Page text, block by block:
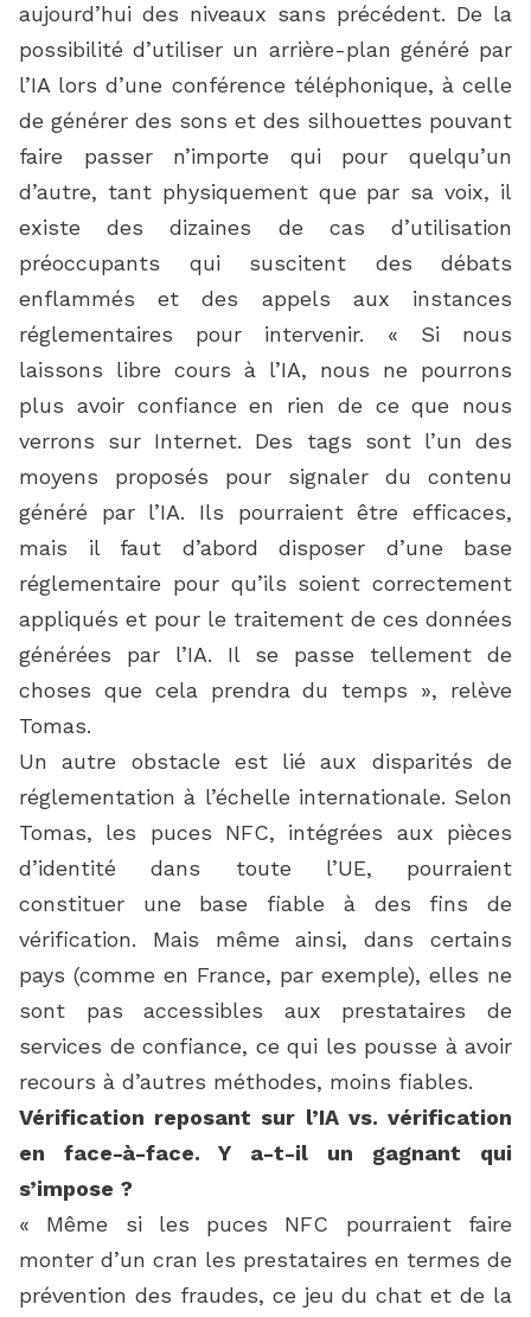
aujourd’hui des niveaux sans précédent. De la
possibilité d’utiliser un arrière-plan généré par
l’IA lors d’une conférence téléphonique, à celle
de générer des sons et des silhouettes pouvant
faire passer n’importe qui pour quelqu’un
d’autre, tant physiquement que par sa voix, il
existe des dizaines de cas d’utilisation
préoccupants qui suscitent des débats
enflammés et des appels aux instances
réglementaires pour intervenir. « Si nous
laissons libre cours à l’IA, nous ne pourrons
plus avoir confiance en rien de ce que nous
verrons sur Internet. Des tags sont l’un des
moyens proposés pour signaler du contenu
généré par l’IA. Ils pourraient être efficaces,
mais il faut d’abord disposer d’une base
réglementaire pour qu’ils soient correctement
appliqués et pour le traitement de ces données
générées par l’IA. Il se passe tellement de
choses que cela prendra du temps », relève
Tomas.
Un autre obstacle est lié aux disparités de
réglementation à l’échelle internationale. Selon
Tomas, les puces NFC, intégrées aux pièces
d’identité dans toute l’UE, pourraient
constituer une base fiable à des fins de
vérification. Mais même ainsi, dans certains
pays (comme en France, par exemple), elles ne
sont pas accessibles aux prestataires de
services de confiance, ce qui les pousse à avoir
recours à d’autres méthodes, moins fiables.
Vérification reposant sur l’IA vs. vérification
en face-à-face. Y a-t-il un gagnant qui
s’impose ?
« Même si les puces NFC pourraient faire
monter d’un cran les prestataires en termes de
prévention des fraudes, ce jeu du chat et de la